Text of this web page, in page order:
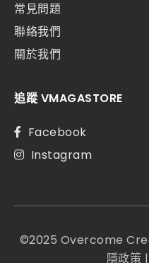
常見問題
聯絡我們
關於我們
追蹤 VMAGASTORE
Facebook
Instagram
©2025 Overcome
隱政策 |